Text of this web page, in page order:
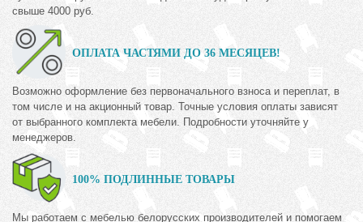
свыше 4000 руб.
ОПЛАТА ЧАСТЯМИ ДО 36 МЕСЯЦЕВ!
Возможно оформление без первоначального взноса и переплат, в
том числе и на акционный товар. Точные условия оплаты зависят
от выбранного комплекта мебели. Подробности уточняйте у
менеджеров.
100% ПОДЛИННЫЕ ТОВАРЫ
Мы работаем с мебелью белорусских производителей и помогаем